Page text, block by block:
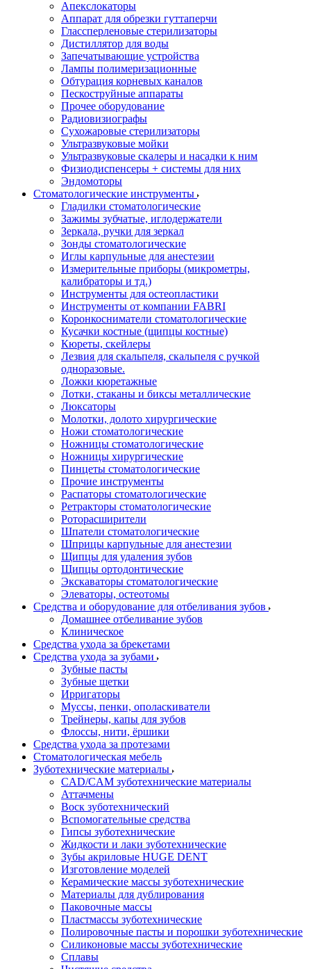
Апекслокаторы
Аппарат для обрезки гуттаперчи
Глассперленовые стерилизаторы
Дистиллятор для воды
Запечатывающие устройства
Лампы полимеризационные
Обтурация корневых каналов
Пескоструйные аппараты
Прочее оборудование
Радиовизиографы
Сухожаровые стерилизаторы
Ультразвуковые мойки
Ультразвуковые скалеры и насадки к ним
Физиодиспенсеры + системы для них
Эндомоторы
Стоматологические инструменты
Гладилки стоматологические
Зажимы зубчатые, иглодержатели
Зеркала, ручки для зеркал
Зонды стоматологические
Иглы карпульные для анестезии
Измерительные приборы (микрометры,
калибраторы и тд.)
Инструменты для остеопластики
Инструменты от компании FABRI
Коронкосниматели стоматологические
Кусачки костные (щипцы костные)
Кюреты, скейлеры
Лезвия для скальпеля, скальпеля с ручкой
одноразовые.
Ложки кюретажные
Лотки, стаканы и биксы металлические
Люксаторы
Молотки, долото хирургические
Ножи стоматологические
Ножницы стоматологические
Ножницы хирургические
Пинцеты стоматологические
Прочие инструменты
Распаторы стоматологические
Ретракторы стоматологические
Роторасширители
Шпатели стоматологические
Шприцы карпульные для анестезии
Щипцы для удаления зубов
Щипцы ортодонтические
Экскаваторы стоматологические
Элеваторы, остеотомы
Средства и оборудование для отбеливания зубов
Домашнее отбеливание зубов
Клиническое
Средства ухода за брекетами
Средства ухода за зубами
Зубные пасты
Зубные щетки
Ирригаторы
Муссы, пенки, ополаскиватели
Трейнеры, капы для зубов
Флоссы, нити, ёршики
Средства ухода за протезами
Стоматологическая мебель
Зуботехнические материалы
CAD/CAM зуботехнические материалы
Аттачмены
Воск зуботехнический
Вспомогательные средства
Гипсы зуботехнические
Жидкости и лаки зуботехнические
Зубы акриловые HUGE DENT
Изготовление моделей
Керамические массы зуботехнические
Материалы для дублирования
Паковочные массы
Пластмассы зуботехнические
Полировочные пасты и порошки зуботехнические
Силиконовые массы зуботехнические
Сплавы